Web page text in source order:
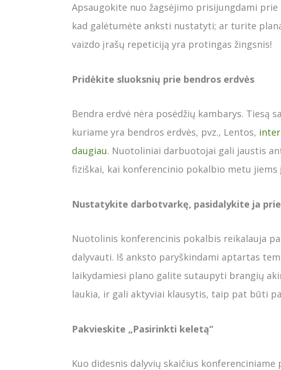
Apsaugokite nuo žagsėjimo prisijungdami
kad galėtumėte anksti nustatyti; ar turite
vaizdo įrašų repeticiją yra protingas žingsnis!
Pridėkite sluoksnių prie bendros erdvės
Bendra erdvė nėra posėdžių kambarys. Tiesą
kuriame yra bendros erdvės, pvz., Lentos,
daugiau. Nuotoliniai darbuotojai gali jaustis
fiziškai, kai konferencinio pokalbio metu
Nustatykite darbotvarkę, pasidalykite ja
Nuotolinis konferencinis pokalbis reikalauja
dalyvauti. Iš anksto paryškindami aptartas
laikydamiesi plano galite sutaupyti brangių
laukia, ir gali aktyviai klausytis, taip pat būti
Pakvieskite „Pasirinkti keletą“
Kuo didesnis dalyvių skaičius